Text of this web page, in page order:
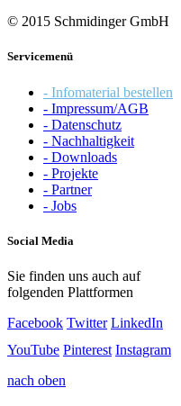
© 2015 Schmidinger GmbH
Servicemenü
- Infomaterial bestellen
- Impressum/AGB
- Datenschutz
- Nachhaltigkeit
- Downloads
- Projekte
- Partner
- Jobs
Social Media
Sie finden uns auch auf
folgenden Plattformen
Facebook Twitter LinkedIn
YouTube Pinterest Instagram
nach oben